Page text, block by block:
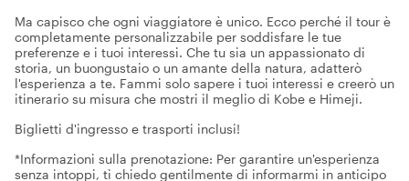
Ma capisco che ogni viaggiatore è unico. Ecco perché il tour è
completamente personalizzabile per soddisfare le tue
preferenze e i tuoi interessi. Che tu sia un appassionato di
storia, un buongustaio o un amante della natura, adatterò
l'esperienza a te. Fammi solo sapere i tuoi interessi e creerò un
itinerario su misura che mostri il meglio di Kobe e Himeji.
Biglietti d'ingresso e trasporti inclusi!
*Informazioni sulla prenotazione: Per garantire un'esperienza
senza intoppi, ti chiedo gentilmente di informarmi in anticipo